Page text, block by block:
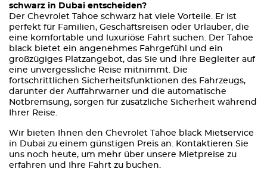
schwarz in Dubai entscheiden?
Der Chevrolet Tahoe schwarz hat viele Vorteile. Er ist
perfekt für Familien, Geschäftsreisen oder Urlauber, die
eine komfortable und luxuriöse Fahrt suchen. Der Tahoe
black bietet ein angenehmes Fahrgefühl und ein
großzügiges Platzangebot, das Sie und Ihre Begleiter auf
eine unvergessliche Reise mitnimmt. Die
fortschrittlichen Sicherheitsfunktionen des Fahrzeugs,
darunter der Auffahrwarner und die automatische
Notbremsung, sorgen für zusätzliche Sicherheit während
Ihrer Reise.
Wir bieten Ihnen den Chevrolet Tahoe black Mietservice
in Dubai zu einem günstigen Preis an. Kontaktieren Sie
uns noch heute, um mehr über unsere Mietpreise zu
erfahren und Ihre Fahrt zu buchen.